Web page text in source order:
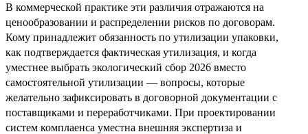
В коммерческой практике эти различия отражаются на
ценообразовании и распределении рисков по договорам.
Кому принадлежит обязанность по утилизации упаковки,
как подтверждается фактическая утилизация, и когда
уместнее выбрать экологический сбор 2026 вместо
самостоятельной утилизации — вопросы, которые
желательно зафиксировать в договорной документации с
поставщиками и переработчиками. При проектировании
систем комплаенса уместна внешняя экспертиза и